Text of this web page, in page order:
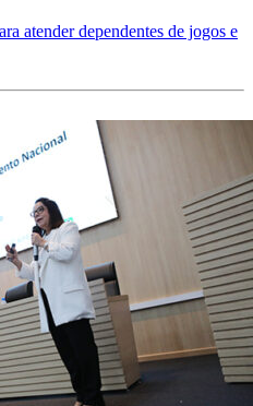
atender dependentes de jogos e